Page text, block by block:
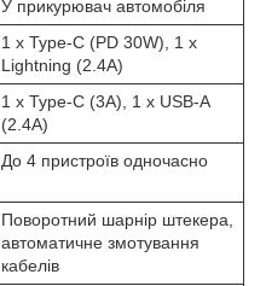
У прикурювач автомобіля
1 x Type-C (PD 30W), 1 x
Lightning (2.4A)
1 x Type-C (3A), 1 x USB-A
(2.4A)
До 4 пристроїв одночасно
Поворотний шарнір штекера,
автоматичне змотування
кабелів